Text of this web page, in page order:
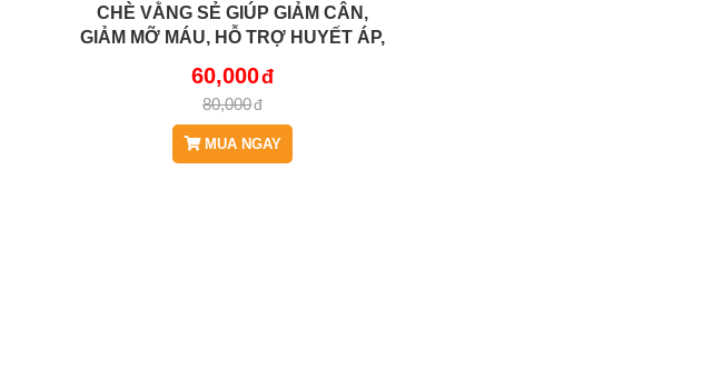
CHÈ VẰNG SẺ GIÚP GIẢM CÂN,
GIẢM MỠ MÁU, HỖ TRỢ HUYẾT ÁP,
60,000
80,000
MUA NGAY